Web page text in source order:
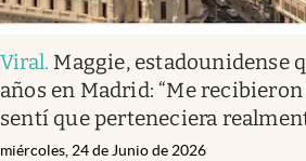
Viral. Maggie, estadounidense
años en Madrid: “Me
sentí que perteneciera
miércoles, 24 de Junio de 2026